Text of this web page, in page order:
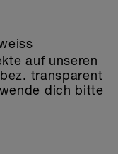
auf unseren
transparent
dich bitte